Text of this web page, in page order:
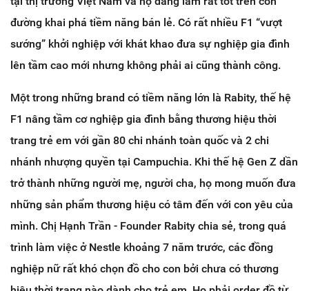
đường khai phá tiềm năng bán lẻ. Có rất nhiều F1 “vượt
sướng” khởi nghiệp với khát khao đưa sự nghiệp gia đình
lên tầm cao mới nhưng không phải ai cũng thành công.
Một trong những brand có tiềm năng lớn là Rabity, thế hệ
F1 nâng tầm cơ nghiệp gia đình bằng thương hiệu thời
trang trẻ em với gần 80 chi nhánh toàn quốc và 2 chi
nhánh nhượng quyền tại Campuchia. Khi thế hệ Gen Z dần
trở thành những người mẹ, người cha, họ mong muốn đưa
những sản phẩm thương hiệu có tâm đến với con yêu của
mình. Chị Hạnh Trần - Founder Rabity chia sẻ, trong quá
trình làm việc ở Nestle khoảng 7 năm trước, các đồng
nghiệp nữ rất khó chọn đồ cho con bởi chưa có thương